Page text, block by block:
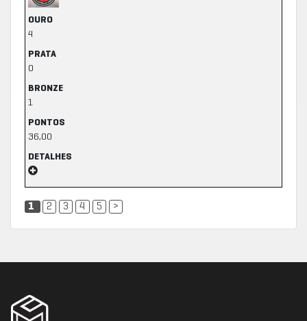
OURO
4
PRATA
0
BRONZE
1
PONTOS
36,00
DETALHES
1 2 3 4 5 >